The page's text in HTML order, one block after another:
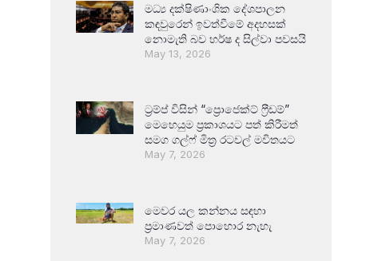
මධ්‍ය දක්ෂිණාංශික දේශපාලන
කඳවුරෙන් ඉවත්වීමේ අදහසක්
නොමැති බව හර්ෂ ද සිල්වා පවසයි
May 13, 2026
ට්‍රම්ප් විසින් “ප්‍රොජෙක්ට් ෆ්‍රීඩම්”
මෙහෙයුම ප්‍රකාශයට පත් කිරීමත්
සමග ගල්ෆ් මිත්‍ර රටවල් මවිතයට
May 7, 2026
මෙවර යල කන්නය සඳහා
ප්‍රමාණවත් පොහොර නැහැ
May 7, 2026